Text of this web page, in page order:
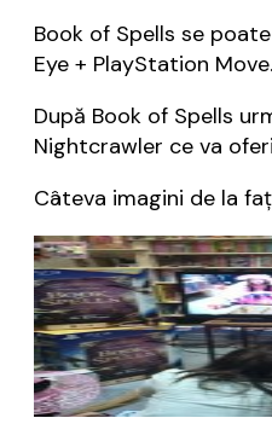
Book of Spells se
Eye + PlayStation
După Book of Spells
Nightcrawler ce va
Câteva imagini de la